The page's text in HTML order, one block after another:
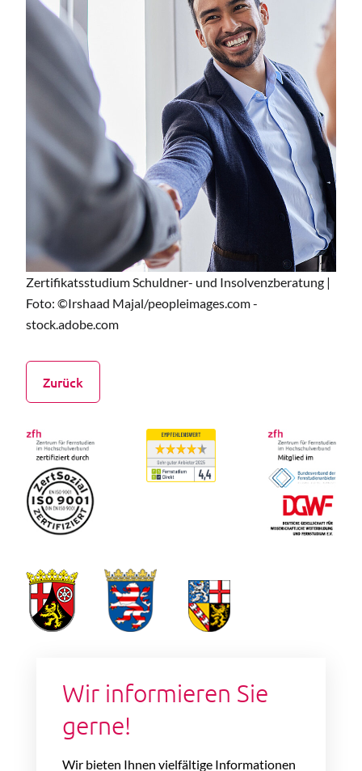
Zertifikatsstudium Schuldner- und Insolvenzberatung |
Foto: ©Irshaad Majal/peopleimages.com -
stock.adobe.com
Zurück
Wir informieren Sie
gerne!
Wir bieten Ihnen vielfältige Informationen